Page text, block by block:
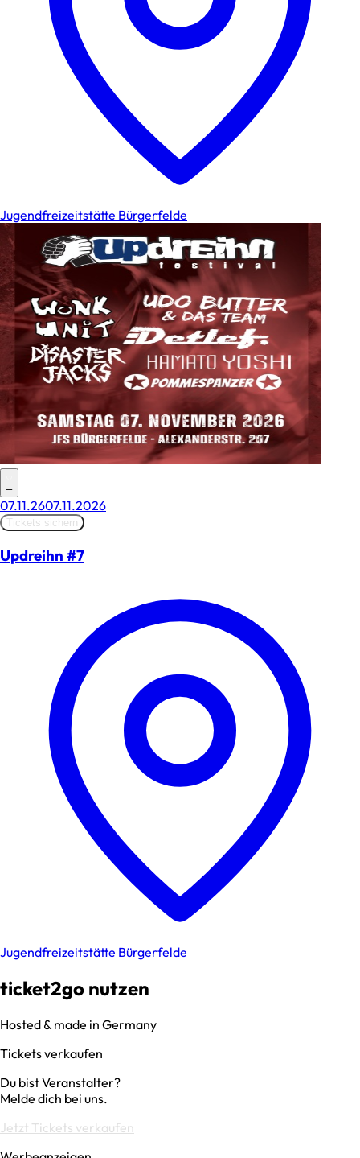
Jugendfreizeitstätte Bürgerfelde
–
07.11.2607.11.2026
Tickets sichern
Updreihn #7
Jugendfreizeitstätte Bürgerfelde
ticket2go nutzen
Hosted & made in Germany
Tickets verkaufen
Du bist Veranstalter?
Melde dich bei uns.
Jetzt Tickets verkaufen